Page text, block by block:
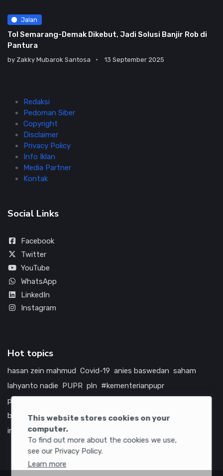
This website stores cookies on your
computer.
To find out more about the cookies we use,
see our Privacy Policy.
Learn more
Jalan
Tol Semarang-Demak Dikebut, Jadi Solusi Banjir Rob di
Pantura
by Zakky Mubarok Santosa 13 September 2025
Redaksi
Pedoman Siber
Copyright
Disclaimer
Privacy Policy
Info Iklan
Media Partner
Kontak
Social Links
Facebook
Twitter
YouTube
WhatsApp
LinkedIn
Instagram
Hot topics
hasan zein mahmud Covid-19 anies baswedan saham
lahyanto nadie PUPR pln #kementerianpupr
prabowo subianto
bumn
jasa marga jtts china tol amerika serikat
infrastruktur